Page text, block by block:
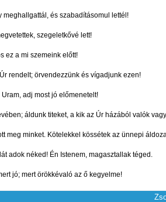
meghallgattál, és szabadításomul lettél!
szegeletkővé lett!
ez a mi szemeink előtt!
rendelt; örvendezzünk és vígadjunk ezen!
adj most jó előmenetelt!
áldunk titeket, a kik az Úr házából valók
meg minket. Kötelekkel kössétek az ünnepi
adok néked! Én Istenem, magasztallak téged.
jó; mert örökkévaló az ő kegyelme!